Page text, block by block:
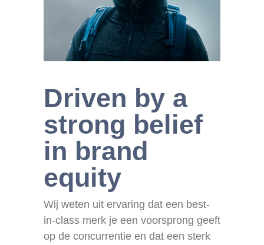
Driven by a
strong belief
in brand
equity
Wij weten uit ervaring dat een best-
in-class merk je een voorsprong geeft
op de concurrentie en dat een sterk